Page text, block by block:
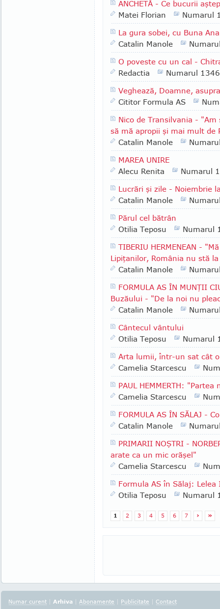
ANCHETĂ - Ce bucurii
Matei Florian
Numarul
La gura sobei, cu Buna
Catalin Manole
O poveste cu un cal -
Redactia
Numarul 1346
Veghează, Doamne,
Cititor Formula AS
Nico de Transilvania -
să mă apropii şi mai mult de
Catalin Manole
MAREA UNIRE
Alecu Renita
Numarul
Lucrări şi zile - Noiembrie
Catalin Manole
Părul cel bătrân
Otilia Teposu
Numarul
TIBERIU HERMENEAN -
Lipiţanilor, România nu stă
Catalin Manole
FORMULA AS ÎN MUNŢII
Buzăului - "De la noi nu
Catalin Manole
Cântecul vântului
Otilia Teposu
Numarul
Arta lumii, într-un sat cât
Camelia Starcescu
PAUL HEMMERTH:
Camelia Starcescu
FORMULA AS ÎN SĂLAJ -
Catalin Manole
PRIMARII NOŞTRI -
arate ca un mic orăşel"
Camelia Starcescu
Formula AS în Sălaj: Lelea
Otilia Teposu
Numarul
1 2 3 4 5 6 7 › »
Numar curent | Arhiva | Abonamente | Publicitate | Contact